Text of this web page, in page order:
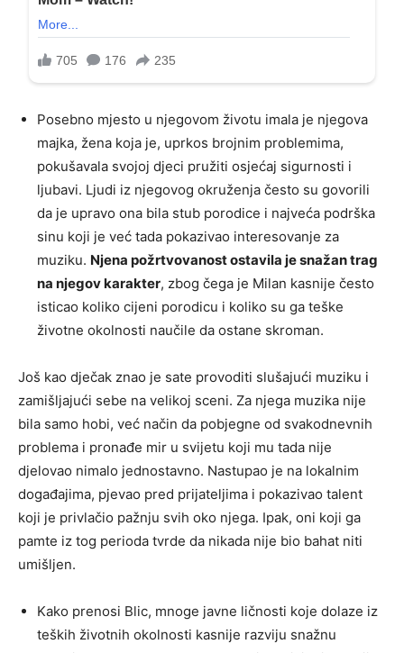
Posebno mjesto u njegovom životu imala je njegova
majka, žena koja je, uprkos brojnim problemima,
pokušavala svojoj djeci pružiti osjećaj sigurnosti i
ljubavi. Ljudi iz njegovog okruženja često su govorili
da je upravo ona bila stub porodice i najveća podrška
sinu koji je već tada pokazivao interesovanje za
muziku. Njena požrtvovanost ostavila je snažan trag
na njegov karakter, zbog čega je Milan kasnije često
isticao koliko cijeni porodicu i koliko su ga teške
životne okolnosti naučile da ostane skroman.
Još kao dječak znao je sate provoditi slušajući muziku i
zamišljajući sebe na velikoj sceni. Za njega muzika nije
bila samo hobi, već način da pobjegne od svakodnevnih
problema i pronađe mir u svijetu koji mu tada nije
djelovao nimalo jednostavno. Nastupao je na lokalnim
događajima, pjevao pred prijateljima i pokazivao talent
koji je privlačio pažnju svih oko njega. Ipak, oni koji ga
pamte iz tog perioda tvrde da nikada nije bio bahat niti
umišljen.
Kako prenosi Blic, mnoge javne ličnosti koje dolaze iz
teških životnih okolnosti kasnije razviju snažnu